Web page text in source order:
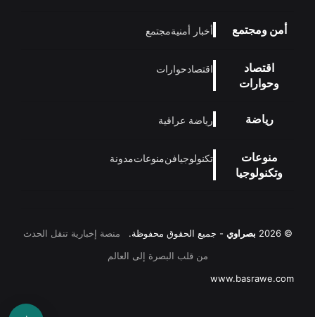
أمن ومجتمع أخبار أمنيةمجتمع
اقتصاد
وحوارات
اقتصادحوارات
رياضة رياضة عراقية
منوعات
وتكنولوجيا
تكنولوجيافنمنوعاتمدونة
© 2026 بصراوي - جميع الحقوق محفوظة.
منصة إخبارية تنقل الحدث
من قلب البصرة إلى العالم
www.basrawe.com